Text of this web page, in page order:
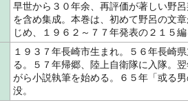
早世から３０年余、再評価が著しい野
を含め集成。本巻は、初めて野呂の文
じめ、１９６２～７７年発表の２１５
１９３７年長崎市生まれ。５６年長崎
る。５７年帰郷、陸上自衛隊に入隊。
がら小説執筆を始める。６５年「或る
没。